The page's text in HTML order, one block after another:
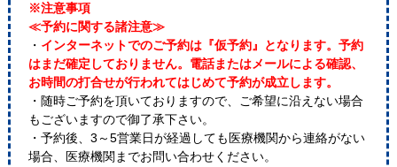
※注意事項
≪予約に関する諸注意≫
・ インターネットでのご予約は『仮予約』となります。予約
はまだ確定しておりません。電話またはメールによる確認、
お時間の打合せが行われてはじめて予約が成立します。
・随時ご予約を頂いておりますので、ご希望に沿えない場合
もございますので御了承下さい。
・予約後、3～5営業日が経過しても医療機関から連絡がない
場合、医療機関までお問い合わせください。